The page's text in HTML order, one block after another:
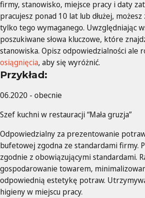
firmy, stanowisko, miejsce pracy i daty
pracujesz ponad 10 lat lub dłużej,
tylko tego wymaganego. Uwzględniając
poszukiwane słowa kluczowe, które
stanowiska. Opisz odpowiedzialności ale
osiągnięcia, aby się wyróżnić.
Przykład:
06.2020 - obecnie
Szef kuchni w restauracji “Mała gruzja”
Odpowiedzialny za prezentowanie
bufetowej zgodna ze standardami firmy.
zgodnie z obowiązującymi standardami.
gospodarowanie towarem,
odpowiednią estetykę potraw.
higieny w miejscu pracy.